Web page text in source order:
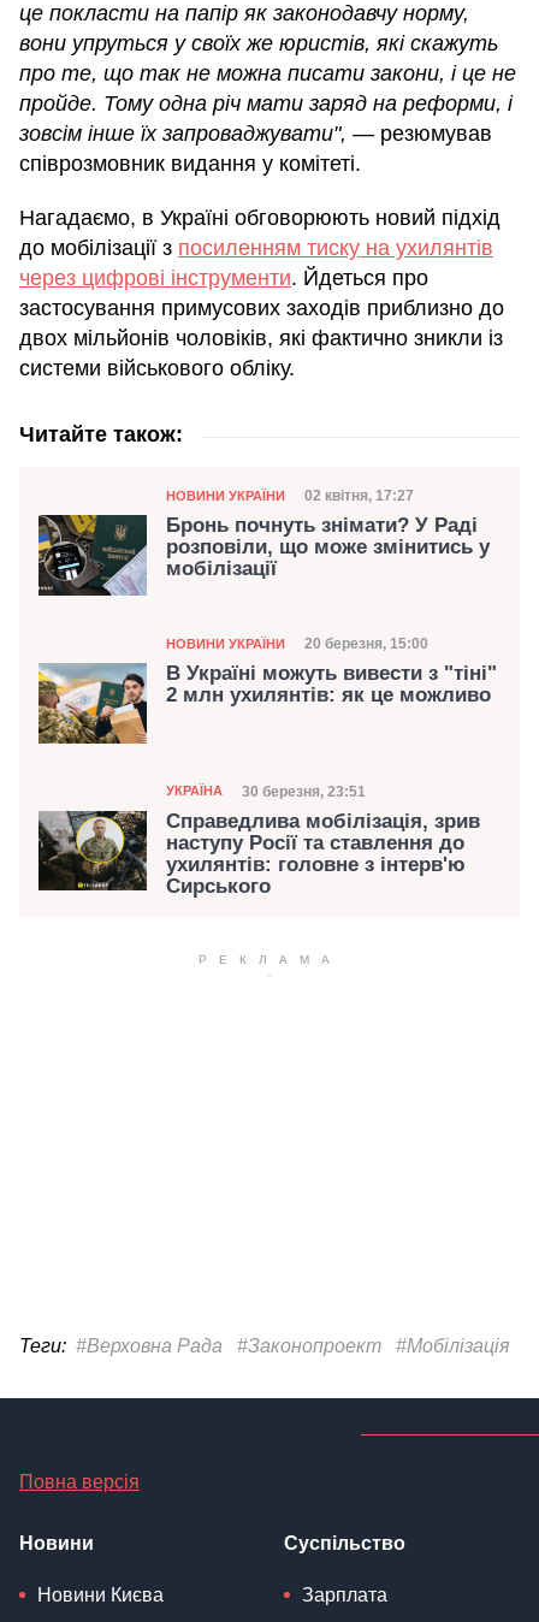
це покласти на папір як законодавчу норму,
вони упруться у своїх же юристів, які скажуть
про те, що так не можна писати закони, і це не
пройде. Тому одна річ мати заряд на реформи, і
зовсім інше їх запроваджувати", — резюмував
співрозмовник видання у комітеті.
Нагадаємо, в Україні обговорюють новий підхід
до мобілізації з посиленням тиску на ухилянтів
через цифрові інструменти. Йдеться про
застосування примусових заходів приблизно до
двох мільйонів чоловіків, які фактично зникли із
системи військового обліку.
Читайте також:
Категорія
НОВИНИ УКРАЇНИ Дата публікації
02 квітня, 17:27
Бронь почнуть знімати? У Раді
розповіли, що може змінитись у
мобілізації
Категорія
НОВИНИ УКРАЇНИ Дата публікації
20 березня, 15:00
В Україні можуть вивести з "тіні"
2 млн ухилянтів: як це можливо
Категорія
УКРАЇНА Дата публікації
30 березня, 23:51
Справедлива мобілізація, зрив
наступу Росії та ставлення до
ухилянтів: головне з інтерв'ю
Сирського
Теги: #Верховна Рада #Законопроект #Мобілізація
Повна версія
Новини
Новини Києва
Суспільство
Зарплата